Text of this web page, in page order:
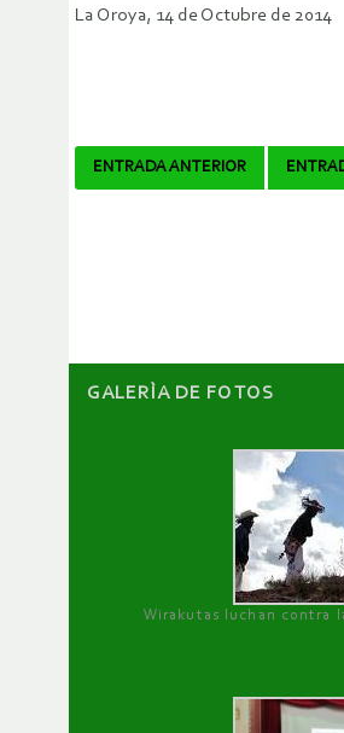
La Oroya, 14 de Octubre de 2014
Navegador
ENTRADA ANTERIOR
GALERÌA DE FOTOS
Wirakutas luchan contra